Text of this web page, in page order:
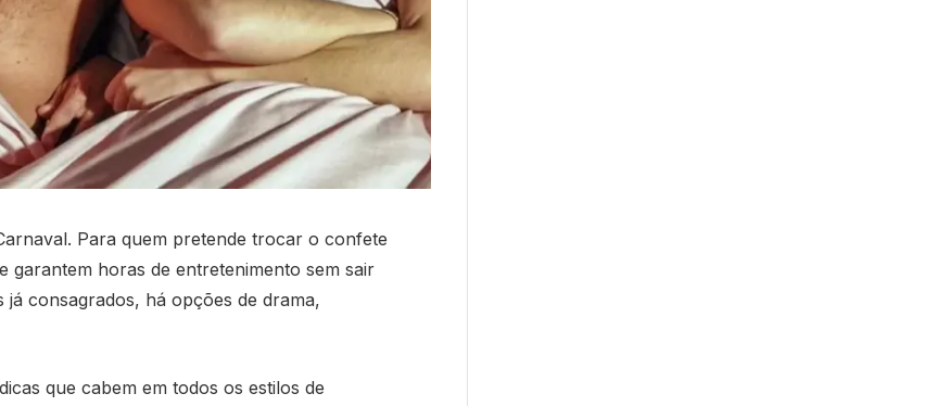
Para quem pretende trocar o confete
horas de entretenimento sem sair
consagrados, há opções de drama,
que cabem em todos os estilos de